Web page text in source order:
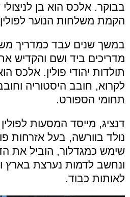
בבוקר. אלכס הוא בן
הקמת משלחות הנוער
במשך שנים עבד כמדריך
מדריכים ביד ושם והקדיש
תולדות יהודי פולין. אלכס
לקרוא, חובב היסטוריה
תחומי הספורט.
דנציג, מייסד המסעות
נולד בוורשה, בעל אזרחות
שימש כמגדלור, הוביל את
ונחשב לדמות נערצת בארץ
לאותות כבוד.